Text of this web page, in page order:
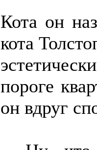
Кота он
кота
пороге
он вдруг